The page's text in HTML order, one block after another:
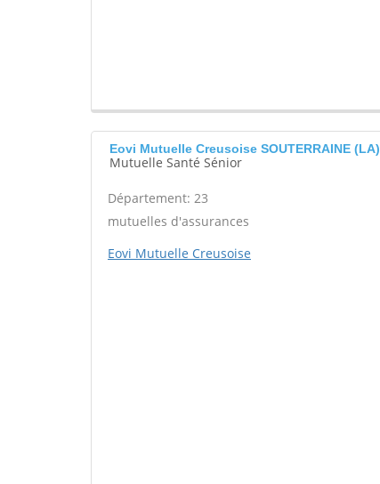
Eovi Mutuelle Creusoise SOUTERRAINE (LA)
Mutuelle Santé Sénior
Département: 23
mutuelles d'assurances
Eovi Mutuelle Creusoise